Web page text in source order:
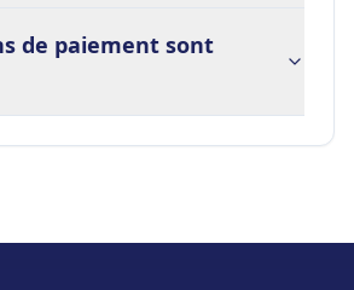
de paiement sont